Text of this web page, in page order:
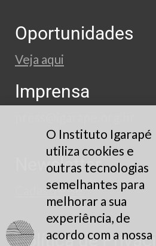
Oportunidades
Veja aqui
Imprensa
Newsletter
Cadastre-se
Política de
O Instituto Igarapé
utiliza cookies e
outras tecnologias
semelhantes para
melhorar a sua
experiência, de
acordo com a nossa